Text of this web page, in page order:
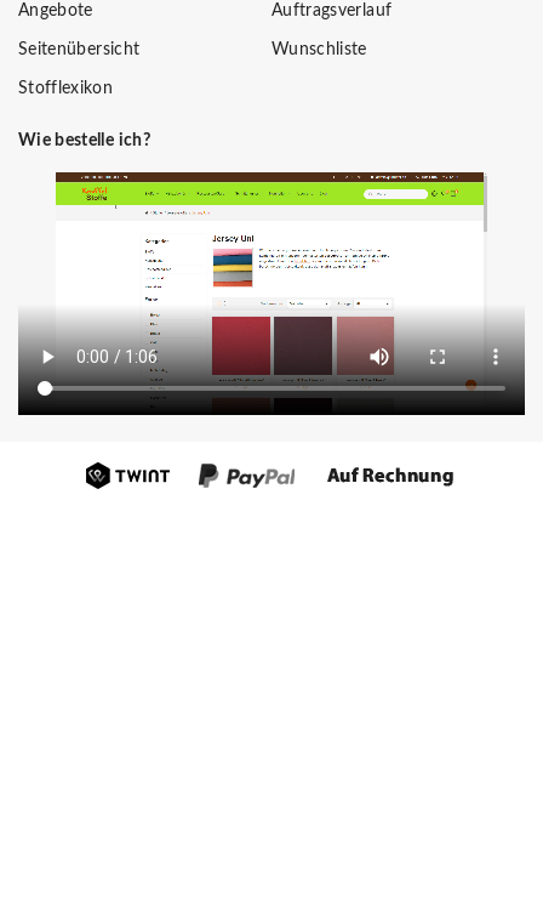
Angebote
Seitenübersicht
Stofflexikon
Auftragsverlauf
Wunschliste
Wie bestelle ich?